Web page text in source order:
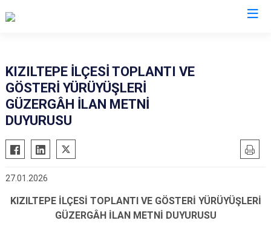
Dargeçit
Derik
Mazıdağı
Nusaybin
KIZILTEPE İLÇESİ TOPLANTI VE
GÖSTERİ YÜRÜYÜŞLERİ
GÜZERGÂH İLAN METNİ
DUYURUSU
27.01.2026
KIZILTEPE İLÇESİ TOPLANTI VE GÖSTERİ YÜRÜYÜŞLERİ
GÜZERGÂH İLAN METNİ DUYURUSU